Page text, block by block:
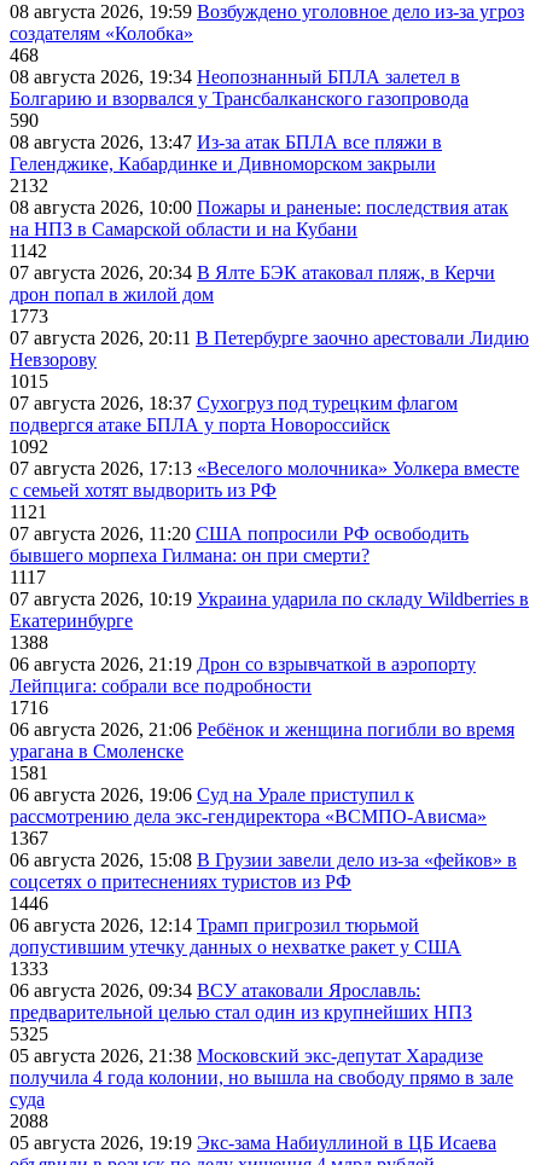
08 августа 2026, 19:59 Возбуждено уголовное дело из-за угроз
создателям «Колобка»
468
08 августа 2026, 19:34 Неопознанный БПЛА залетел в
Болгарию и взорвался у Трансбалканского газопровода
590
08 августа 2026, 13:47 Из-за атак БПЛА все пляжи в
Геленджике, Кабардинке и Дивноморском закрыли
2132
08 августа 2026, 10:00 Пожары и раненые: последствия атак
на НПЗ в Самарской области и на Кубани
1142
07 августа 2026, 20:34 В Ялте БЭК атаковал пляж, в Керчи
дрон попал в жилой дом
1773
07 августа 2026, 20:11 В Петербурге заочно арестовали Лидию
Невзорову
1015
07 августа 2026, 18:37 Сухогруз под турецким флагом
подвергся атаке БПЛА у порта Новороссийск
1092
07 августа 2026, 17:13 «Веселого молочника» Уолкера вместе
с семьей хотят выдворить из РФ
1121
07 августа 2026, 11:20 США попросили РФ освободить
бывшего морпеха Гилмана: он при смерти?
1117
07 августа 2026, 10:19 Украина ударила по складу Wildberries в
Екатеринбурге
1388
06 августа 2026, 21:19 Дрон со взрывчаткой в аэропорту
Лейпцига: собрали все подробности
1716
06 августа 2026, 21:06 Ребёнок и женщина погибли во время
урагана в Смоленске
1581
06 августа 2026, 19:06 Суд на Урале приступил к
рассмотрению дела экс-гендиректора «ВСМПО-Ависма»
1367
06 августа 2026, 15:08 В Грузии завели дело из-за «фейков» в
соцсетях о притеснениях туристов из РФ
1446
06 августа 2026, 12:14 Трамп пригрозил тюрьмой
допустившим утечку данных о нехватке ракет у США
1333
06 августа 2026, 09:34 ВСУ атаковали Ярославль:
предварительной целью стал один из крупнейших НПЗ
5325
05 августа 2026, 21:38 Московский экс-депутат Харадизе
получила 4 года колонии, но вышла на свободу прямо в зале
суда
2088
05 августа 2026, 19:19 Экс-зама Набиуллиной в ЦБ Исаева